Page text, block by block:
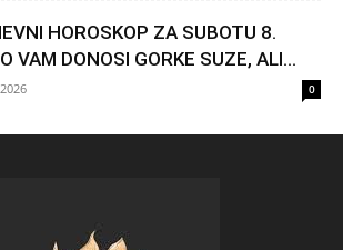
HOROSKOP ZA SUBOTU 8.
VAM DONOSI GORKE SUZE, ALI...
0